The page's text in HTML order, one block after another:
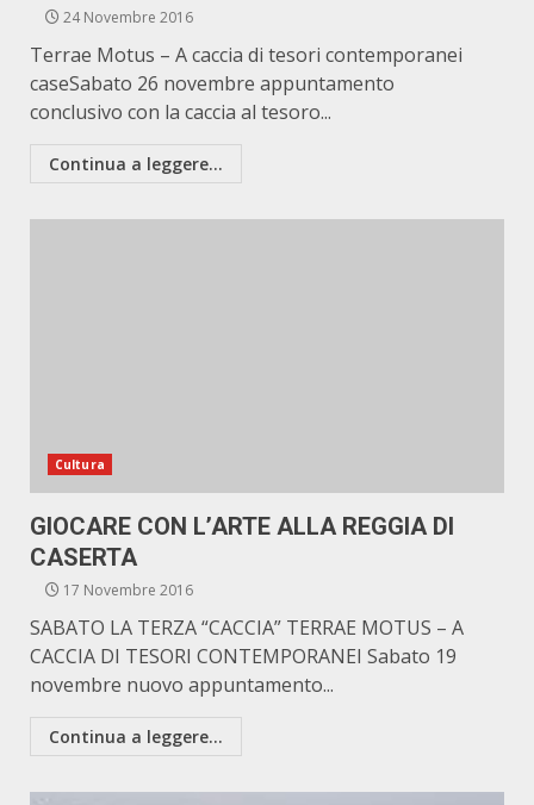
24 Novembre 2016
Terrae Motus – A caccia di tesori contemporanei
caseSabato 26 novembre appuntamento
conclusivo con la caccia al tesoro...
Continua a leggere...
Cultura
GIOCARE CON L’ARTE ALLA REGGIA DI
CASERTA
17 Novembre 2016
SABATO LA TERZA “CACCIA” TERRAE MOTUS – A
CACCIA DI TESORI CONTEMPORANEI Sabato 19
novembre nuovo appuntamento...
Continua a leggere...